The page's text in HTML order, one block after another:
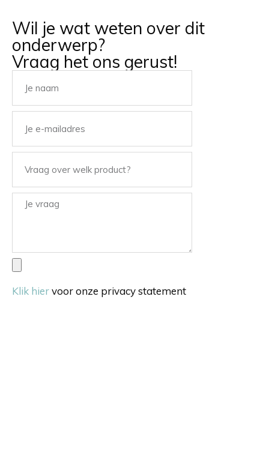
Wil je wat weten over dit
onderwerp?
Vraag het ons gerust!
Klik hiervoor onze privacy statement